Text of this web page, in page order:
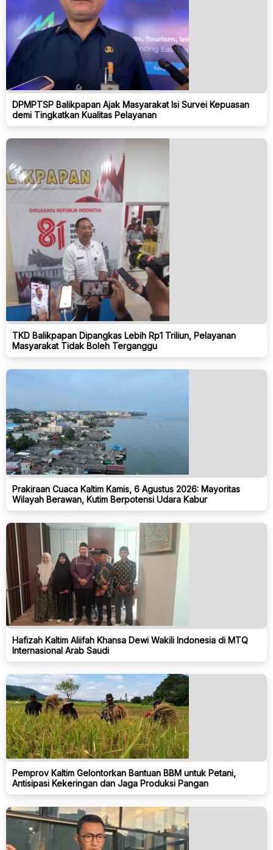
DPMPTSP Balikpapan Ajak Masyarakat Isi Survei Kepuasan
demi Tingkatkan Kualitas Pelayanan
TKD Balikpapan Dipangkas Lebih Rp1 Triliun, Pelayanan
Masyarakat Tidak Boleh Terganggu
Prakiraan Cuaca Kaltim Kamis, 6 Agustus 2026: Mayoritas
Wilayah Berawan, Kutim Berpotensi Udara Kabur
Hafizah Kaltim Aliifah Khansa Dewi Wakili Indonesia di MTQ
Internasional Arab Saudi
Pemprov Kaltim Gelontorkan Bantuan BBM untuk Petani,
Antisipasi Kekeringan dan Jaga Produksi Pangan